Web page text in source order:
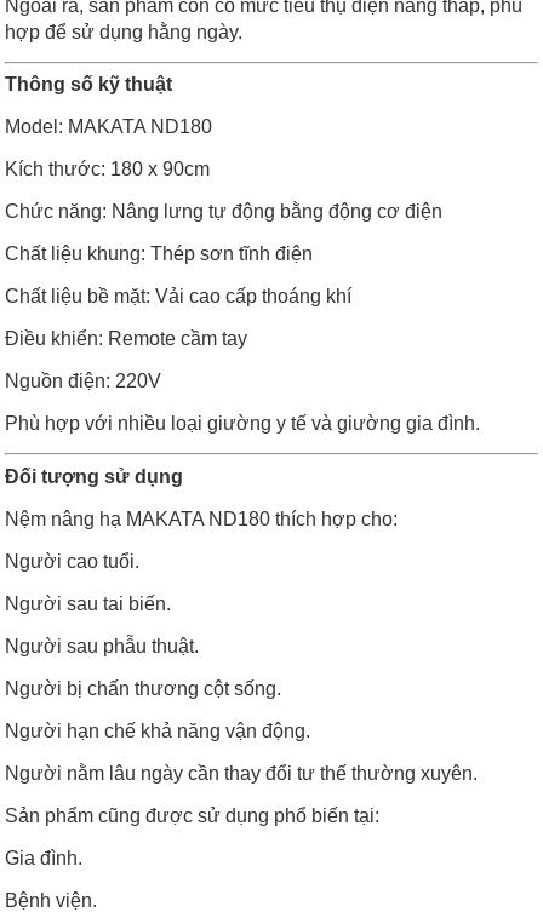
Ngoài ra, sản phẩm còn có mức tiêu thụ điện năng thấp, phù
hợp để sử dụng hằng ngày.
Thông số kỹ thuật
Model: MAKATA ND180
Kích thước: 180 x 90cm
Chức năng: Nâng lưng tự động bằng động cơ điện
Chất liệu khung: Thép sơn tĩnh điện
Chất liệu bề mặt: Vải cao cấp thoáng khí
Điều khiển: Remote cầm tay
Nguồn điện: 220V
Phù hợp với nhiều loại giường y tế và giường gia đình.
Đối tượng sử dụng
Nệm nâng hạ MAKATA ND180 thích hợp cho:
Người cao tuổi.
Người sau tai biến.
Người sau phẫu thuật.
Người bị chấn thương cột sống.
Người hạn chế khả năng vận động.
Người nằm lâu ngày cần thay đổi tư thế thường xuyên.
Sản phẩm cũng được sử dụng phổ biến tại:
Gia đình.
Bệnh viện.